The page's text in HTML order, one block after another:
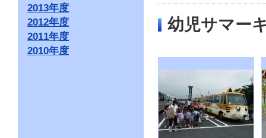
幼児サマー
2013年度
2012年度
2011年度
2010年度